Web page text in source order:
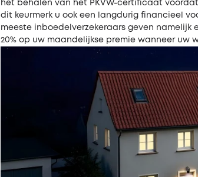
het behalen van het PKVW-certificaat
dit keurmerk u ook een langdurig financieel
meeste inboedelverzekeraars geven namelijk
20% op uw maandelijkse premie wanneer uw